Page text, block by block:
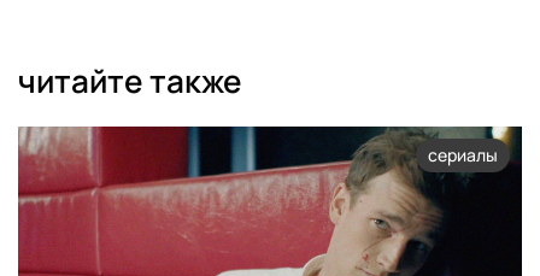
читайте также
сериалы